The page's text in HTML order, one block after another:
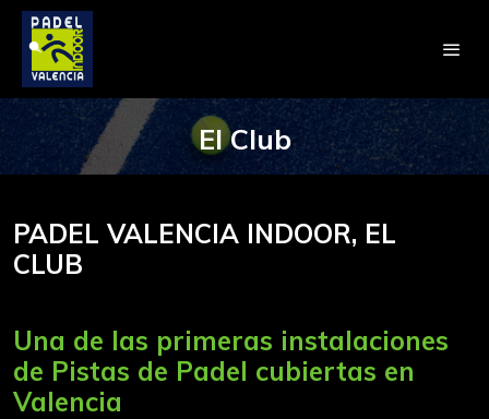
El Club
PADEL VALENCIA INDOOR, EL
CLUB
Una de las primeras instalaciones
de Pistas de Padel cubiertas en
Valencia